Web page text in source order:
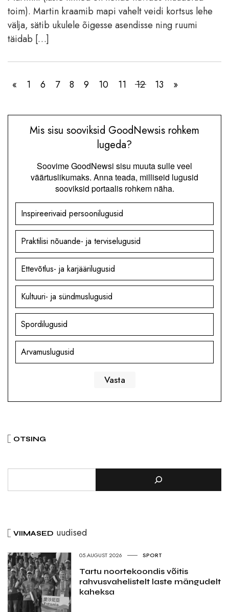
toim). Martin kraamib mapi vahelt veidi kortsus lehe
välja, sätib ukulele õigesse asendisse ning ruumi
täidab […]
« 1 6 7 8 9 10 11 12 13 »
Mis sisu sooviksid GoodNewsis rohkem
lugeda?
Soovime GoodNewsi sisu muuta sulle veel
väärtuslikumaks. Anna teada, milliseid lugusid
sooviksid portaalis rohkem näha.
Inspireerivaid persoonilugusid
Praktilisi nõuande- ja terviselugusid
Ettevõtlus- ja karjäärilugusid
Kultuuri- ja sündmuslugusid
Spordilugusid
Arvamuslugusid
OTSING
VIIMASED uudised
05.AUGUST 2026 SPORT
Tartu noortekoondis võitis
rahvusvahelistelt laste mängudelt
kaheksa